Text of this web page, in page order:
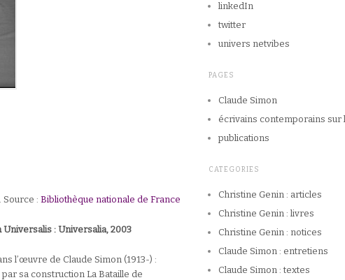
Source : Bibliothèque nationale de France
Universalis : Universalia, 2003
l’œuvre de Claude Simon (1913-) :
sa construction La Bataille de
linkedIn
twitter
univers netvibes
PAGES
Claude Simon
écrivains contemporains sur
publications
CATEGORIES
Christine Genin : articles
Christine Genin : livres
Christine Genin : notices
Claude Simon : entretiens
Claude Simon : textes